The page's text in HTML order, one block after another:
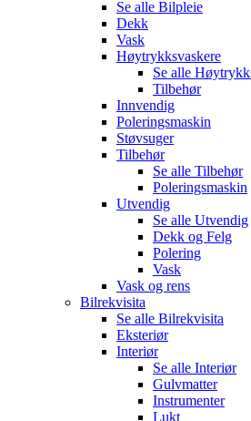
Se alle Bilpleie
Dekk
Vask
Høytrykksvaskere
Se alle
Tilbehør
Innvendig
Poleringsmaskin
Støvsuger
Tilbehør
Se alle Tilbehør
Poleringsmaskin
Utvendig
Se alle Utvendig
Dekk og Felg
Polering
Vask
Vask og rens
Bilrekvisita
Se alle Bilrekvisita
Eksteriør
Interiør
Se alle Interiør
Gulvmatter
Instrumenter
Lukt